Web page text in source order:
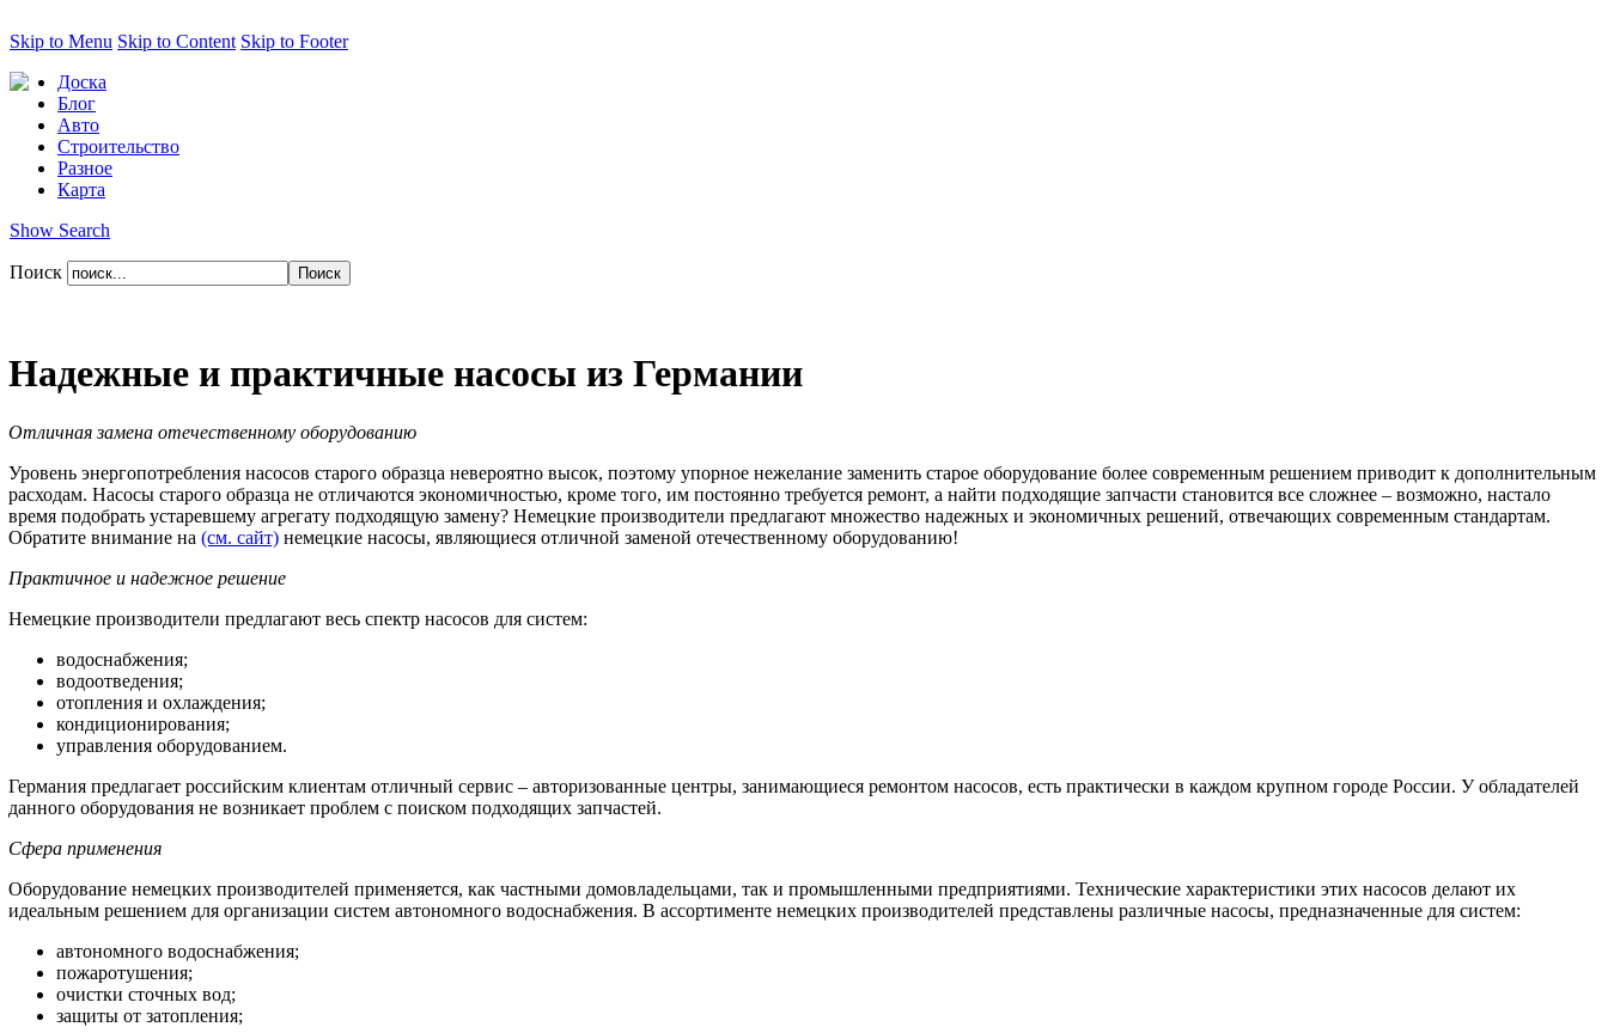
Skip to Menu Skip to Content Skip to Footer
Доска
Блог
Авто
Строительство
Разное
Карта
Show Search
Поиск
Надежные и практичные насосы из Германии
Отличная замена отечественному оборудованию
Уровень энергопотребления насосов старого образца невероятно высок, поэтому упорное нежелание заменить старое оборудование более современным решением приводит к дополнительным
расходам. Насосы старого образца не отличаются экономичностью, кроме того, им постоянно требуется ремонт, а найти подходящие запчасти становится все сложнее – возможно, настало
время подобрать устаревшему агрегату подходящую замену? Немецкие производители предлагают множество надежных и экономичных решений, отвечающих современным стандартам.
Обратите внимание на (см. сайт) немецкие насосы, являющиеся отличной заменой отечественному оборудованию!
Практичное и надежное решение
Немецкие производители предлагают весь спектр насосов для систем:
водоснабжения;
водоотведения;
отопления и охлаждения;
кондиционирования;
управления оборудованием.
Германия предлагает российским клиентам отличный сервис – авторизованные центры, занимающиеся ремонтом насосов, есть практически в каждом крупном городе России. У обладателей
данного оборудования не возникает проблем с поиском подходящих запчастей.
Сфера применения
Оборудование немецких производителей применяется, как частными домовладельцами, так и промышленными предприятиями. Технические характеристики этих насосов делают их
идеальным решением для организации систем автономного водоснабжения. В ассортименте немецких производителей представлены различные насосы, предназначенные для систем:
автономного водоснабжения;
пожаротушения;
очистки сточных вод;
защиты от затопления;